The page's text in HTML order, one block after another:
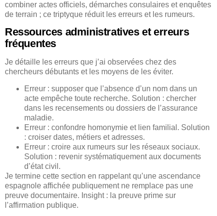
combiner actes officiels, démarches consulaires et enquêtes
de terrain ; ce triptyque réduit les erreurs et les rumeurs.
Ressources administratives et erreurs
fréquentes
Je détaille les erreurs que j’ai observées chez des
chercheurs débutants et les moyens de les éviter.
Erreur : supposer que l’absence d’un nom dans un
acte empêche toute recherche. Solution : chercher
dans les recensements ou dossiers de l’assurance
maladie.
Erreur : confondre homonymie et lien familial. Solution
: croiser dates, métiers et adresses.
Erreur : croire aux rumeurs sur les réseaux sociaux.
Solution : revenir systématiquement aux documents
d’état civil.
Je termine cette section en rappelant qu’une ascendance
espagnole affichée publiquement ne remplace pas une
preuve documentaire. Insight : la preuve prime sur
l’affirmation publique.